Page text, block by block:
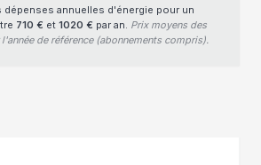
dépenses annuelles d'énergie pour un
710 € et 1020 € par an. Prix moyens des
de référence (abonnements compris).